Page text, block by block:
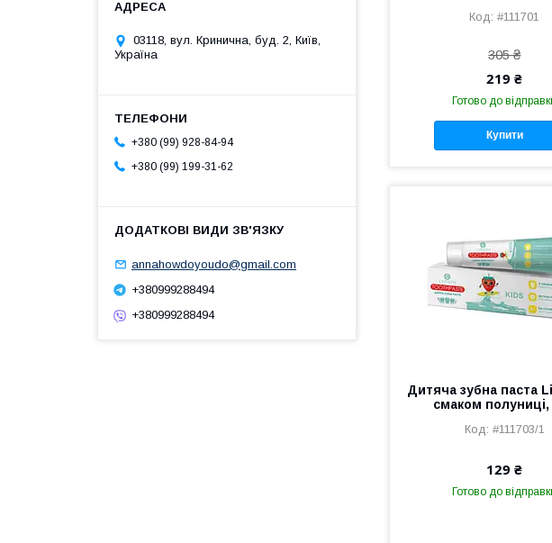
#111701
305 ₴
219 ₴
Готово до
Купити
Дитяча зубна паста
смаком полуниці,
#111703/1
129 ₴
Готово до
03118, вул. Кринична, буд. 2, Київ,
Україна
+380 (99) 928-84-94
+380 (99) 199-31-62
annahowdoyoudo@gmail.com
+380999288494
+380999288494